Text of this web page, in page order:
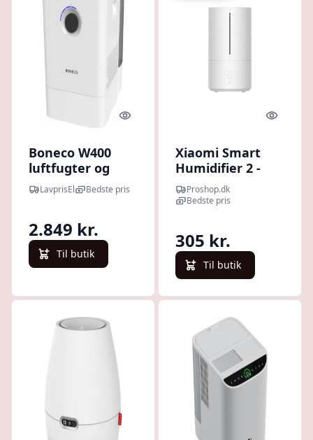
Quick look
Boneco W400
luftfugter og
luftrenser,
appstyret, 9,6
LavprisEl Bedste pris
2.849 kr.
Til butik
Quick
Xiaomi Smart
Humidifier 2 -
White
Proshop.dk
Bedste pris
305 kr.
Til butik